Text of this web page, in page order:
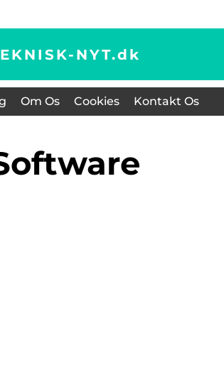
NYT.dk
Om Os Cookies Kontakt Os
Software